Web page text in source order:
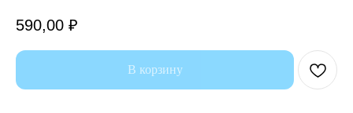
590,00 ₽
В корзину